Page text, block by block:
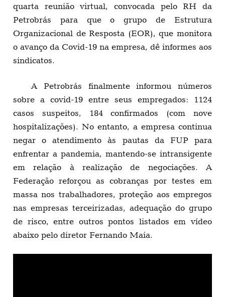
quarta reunião virtual, convocada pelo RH da
Petrobrás para que o grupo de Estrutura
Organizacional de Resposta (EOR), que monitora
o avanço da Covid-19 na empresa, dê informes aos
sindicatos.
A Petrobrás finalmente informou números
sobre a covid-19 entre seus empregados: 1124
casos suspeitos, 184 confirmados (com nove
hospitalizações). No entanto, a empresa continua
negar o atendimento às pautas da FUP para
enfrentar a pandemia, mantendo-se intransigente
em relação à realização de negociações. A
Federação reforçou as cobranças por testes em
massa nos trabalhadores, proteção aos empregos
nas empresas terceirizadas, adequação do grupo
de risco, entre outros pontos listados em vídeo
abaixo pelo diretor Fernando Maia.